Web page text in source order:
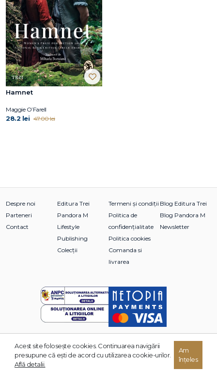
Hamnet
Maggie O’Farell
28.2 lei 47.00 lei
Despre noi
Parteneri
Contact
Editura Trei
Pandora M
Lifestyle
Publishing
Colecții
Termeni și condiții
Politica de
confidențialitate
Politica cookies
Comanda si
livrarea
Blog Editura Trei
Blog Pandora M
Newsletter
© 2026 Grupul Editorial TREI. Toate drepturile rezervate.
Acest site foloseşte cookies. Continuarea navigării
presupune că eşti de acord cu utilizarea cookie-urilor.
Află detalii.
Am
înțeles